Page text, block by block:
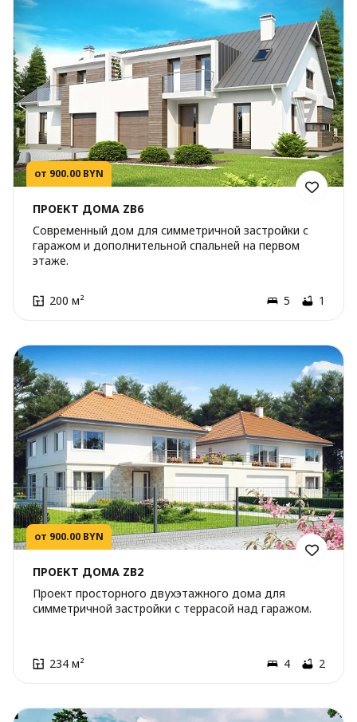
от 900.00 BYN
ПРОЕКТ ДОМА ZB6
Современный дом для симметричной застройки с
гаражом и дополнительной спальней на первом
этаже.
200 м² 5 1
от 900.00 BYN
ПРОЕКТ ДОМА ZB2
Проект просторного двухэтажного дома для
симметричной застройки с террасой над гаражом.
234 м² 4 2